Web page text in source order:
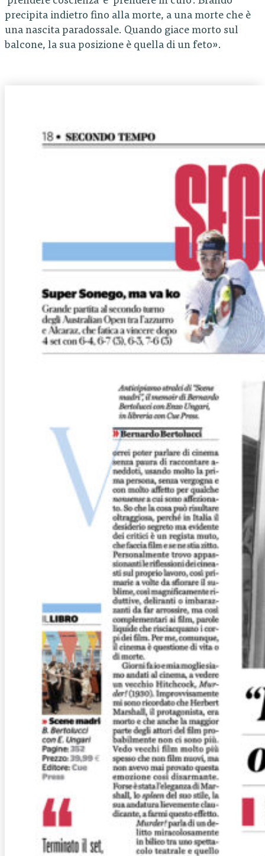
precipita indietro fino alla morte, a una morte che è
una nascita paradossale. Quando giace morto sul
balcone, la sua posizione è quella di un feto».